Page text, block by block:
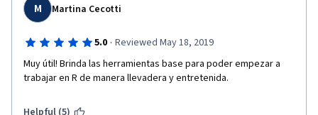
M Martina Cecotti
5.0 · Reviewed May 18, 2019
Muy útil! Brinda las herramientas base para poder empezar a
trabajar en R de manera llevadera y entretenida.
Helpful (5)